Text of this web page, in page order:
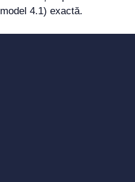
4.1) exactă.